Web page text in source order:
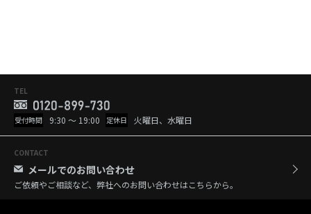
TEL
受付時間 9:30 ～ 19:00 定休日 火曜日、水曜日
CONTACT
メールでのお問い合わせ
ご依頼やご相談など、弊社へのお問い合わせはこちらから。